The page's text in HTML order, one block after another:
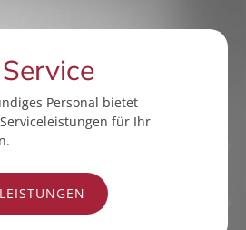
Personal bietet
für Ihr